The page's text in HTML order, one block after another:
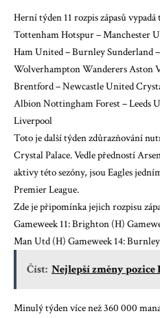
Herní týden 11 rozpis zápasů vypadá
Tottenham Hotspur – Manchester
Ham United – Burnley Sunderland
Wolverhampton Wanderers Aston
Brentford – Newcastle United
Albion Nottingham Forest – Leeds
Liverpool
Toto je další týden zdůrazňování
Crystal Palace. Vedle předností
aktivy této sezóny, jsou Eagles
Premier League.
Zde je připomínka jejich rozpisu
Gameweek 11: Brighton (H)
Man Utd (H) Gameweek 14:
Číst: Nejlepší změny pozice
Minulý týden více než 360 000